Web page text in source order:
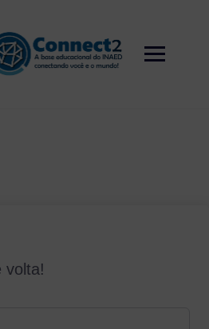
volta!